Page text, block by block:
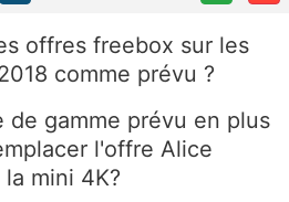
offres freebox sur les
comme prévu ?
de gamme prévu en plus
l'offre Alice
mini 4K?